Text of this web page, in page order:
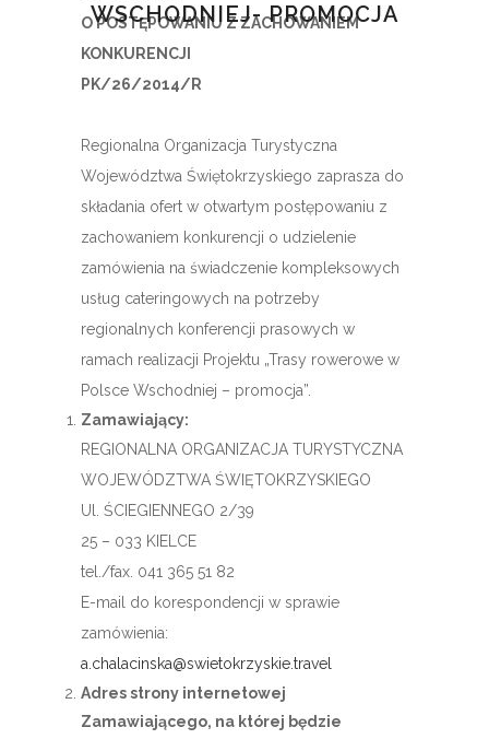
WSCHODNIEJ- PROMOCJA
O POSTĘPOWANIU Z ZACHOWANIEM
KONKURENCJI
PK/26/2014/R
Regionalna Organizacja Turystyczna
Województwa Świętokrzyskiego zaprasza do
składania ofert w otwartym postępowaniu z
zachowaniem konkurencji o udzielenie
zamówienia na świadczenie kompleksowych
usług cateringowych na potrzeby
regionalnych konferencji prasowych w
ramach realizacji Projektu „Trasy rowerowe w
Polsce Wschodniej – promocja”.
Zamawiający:
REGIONALNA ORGANIZACJA TURYSTYCZNA
WOJEWÓDZTWA ŚWIĘTOKRZYSKIEGO
Ul. ŚCIEGIENNEGO 2/39
25 – 033 KIELCE
tel./fax. 041 365 51 82
E-mail do korespondencji w sprawie
zamówienia:
a.chalacinska@swietokrzyskie.travel
Adres strony internetowej
Zamawiającego, na której będzie